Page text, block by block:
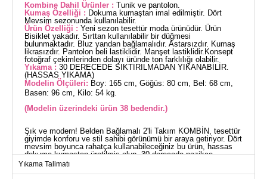
Kombine Dahil Ürünler : Tunik ve pantolon.
Kumaş Özelliği : Dokuma kumaştan imal edilmiştir. Dört
Mevsim sezonunda kullanılabilir.
Ürün Özelliği : Yeni sezon tesettür moda ürünüdür. Ürün
Bisiklet yakadır. Sırttan kullanılabilir bir düğmesi
bulunmaktadır. Bluz yandan bağlamalıdır. Astarsızdır. Kumaş
likrasızdır. Pantolon beli lastiklidir. Manşet lastiklidir.Konsept
fotoğraf çekimlerinden dolayı üründe ton farklılığı olabilir.
Yıkama : 30 DERECEDE SIKTIRILMADAN YIKANABİLİR.
(HASSAS YIKAMA)
Modelin Ölçüleri: Boy: 165 cm, Göğüs: 80 cm, Bel: 68 cm,
Basen: 96 cm, Kilo: 54 kg.
(Modelin üzerindeki ürün 38 bedendir.)
Şık ve modern! Belden Bağlamalı 2'li Takım KOMBİN, tesettür
giyimde konforu ve stil sahibi görünümü bir araya getiriyor. Dört
mevsim boyunca rahatça kullanabileceğiniz bu ürün, hassas
dokuma kumaştan üretilmiş olup, 30 derecede nazikçe
yıkanabilir. Bluz, yan bölgeden bağlama detayı ile farklı bir
Yıkama Talimatı